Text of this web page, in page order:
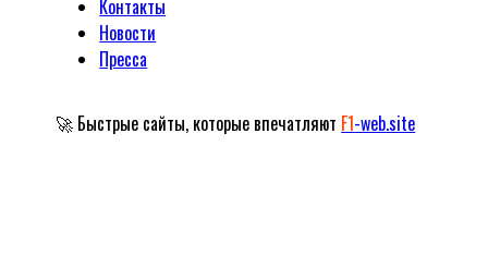
Контакты
Новости
Пресса
🚀 Быстрые сайты, которые впечатляют F1-web.site